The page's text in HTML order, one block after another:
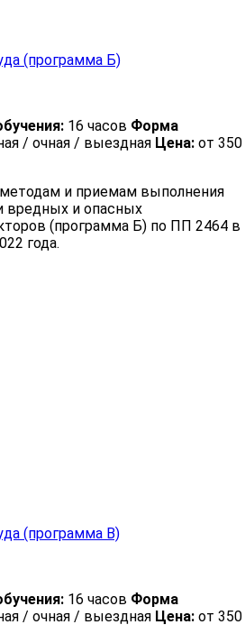
(программа Б)
16 часов Форма
/ очная / выездная Цена: от 350
и приемам выполнения
вредных и опасных
(программа Б) по ПП 2464 в
года.
(программа В)
16 часов Форма
/ очная / выездная Цена: от 350